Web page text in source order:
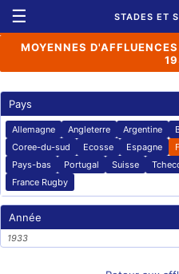
☰ STADES ET
MOYENNES
Pays
Allemagne Angleterre Argentine
Coree-du-sud
Ecosse Espagne
Pays-bas
Portugal Suisse
France Rugby
Année
1933